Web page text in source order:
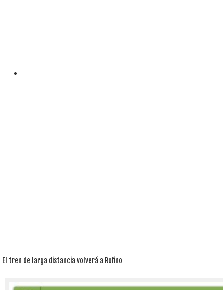
El tren de larga distancia volverá a Rufino